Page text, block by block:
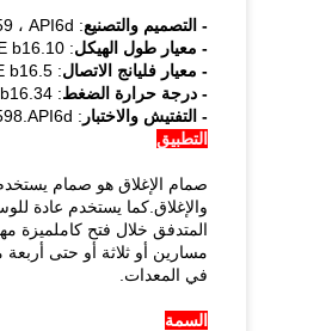
- التصميم والتصنيع: API59 ، API6d
- معيار طول الهيكل: ASME b16.10
- معيار فليانج الاتصال: ASME b16.5
- درجة حرارة الضغط: ASME b16.34
- التفتيش والاختبار : API598.API6d
التطبيق
صمام الإغلاق هو صمام
والإغلاق.كما يستخدم عادة
المتدفق خلال فتح
مسارين أو ثلاثة أو حتى
في المعدات.
السمة